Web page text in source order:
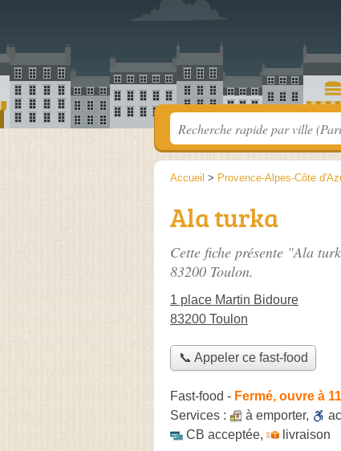
Accueil > Provence-Alpes-Côte
Ala turka
Cette fiche présente "Ala
83200 Toulon.
1 place Martin Bidoure
83200 Toulon
📞 Appeler ce fast-food
Fast-food - Fermé, ouvre à
Services :
à emporter,
CB acceptée,
livraison